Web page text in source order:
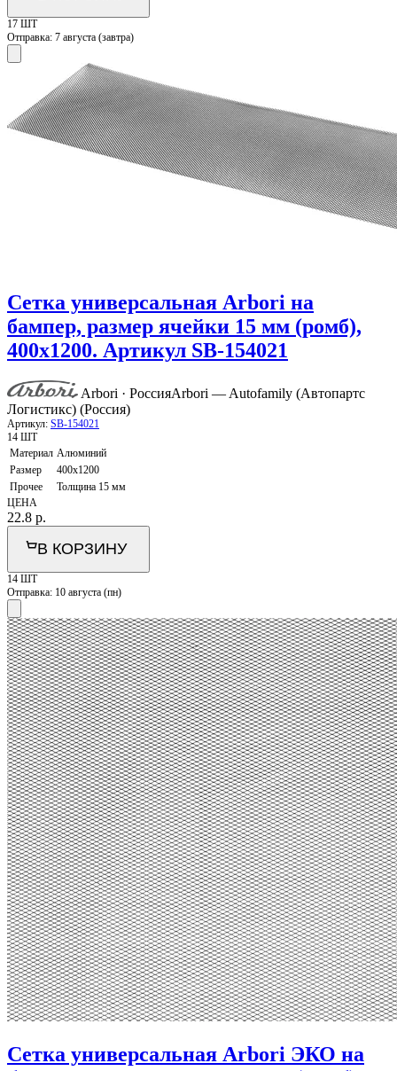
17 ШТ
Отправка: 7 августа (завтра)
Сетка универсальная Arbori на
бампер, размер ячейки 15 мм (ромб),
400х1200. Артикул SB-154021
Arbori · РоссияArbori — Autofamily (Автопартс
Логистикс) (Россия)
Артикул: SB-154021
14 ШТ
Материал Алюминий
Размер
400х1200
Прочее
Толщина 15 мм
ЦЕНА
22.8 р.
В КОРЗИНУ
14 ШТ
Отправка: 10 августа (пн)
Сетка универсальная Arbori ЭКО на